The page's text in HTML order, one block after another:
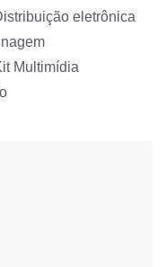
eletrônica
Multimídia